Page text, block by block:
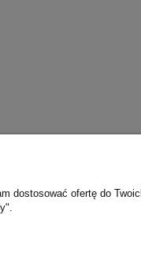
i dostawa
dostosować ofertę do